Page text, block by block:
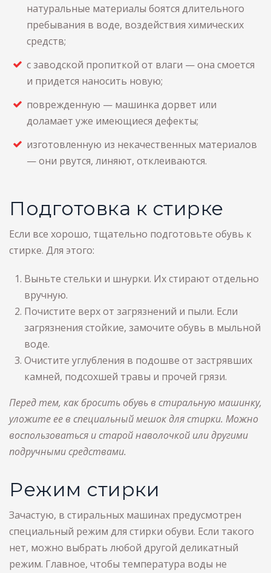
натуральные материалы боятся длительного
пребывания в воде, воздействия химических
средств;
с заводской пропиткой от влаги — она смоется
и придется наносить новую;
поврежденную — машинка дорвет или
доламает уже имеющиеся дефекты;
изготовленную из некачественных материалов
— они рвутся, линяют, отклеиваются.
Подготовка к стирке
Если все хорошо, тщательно подготовьте обувь к
стирке. Для этого:
Выньте стельки и шнурки. Их стирают отдельно
вручную.
Почистите верх от загрязнений и пыли. Если
загрязнения стойкие, замочите обувь в мыльной
воде.
Очистите углубления в подошве от застрявших
камней, подсохшей травы и прочей грязи.
Перед тем, как бросить обувь в стиральную машинку,
уложите ее в специальный мешок для стирки. Можно
воспользоваться и старой наволочкой или другими
подручными средствами.
Режим стирки
Зачастую, в стиральных машинах предусмотрен
специальный режим для стирки обуви. Если такого
нет, можно выбрать любой другой деликатный
режим. Главное, чтобы температура воды не